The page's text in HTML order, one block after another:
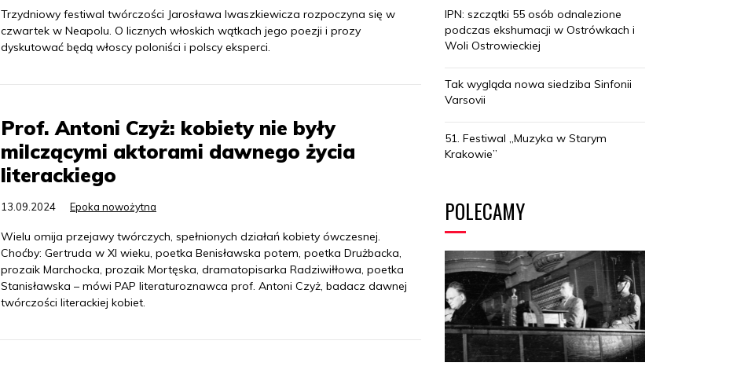
Trzydniowy festiwal twórczości Jarosława Iwaszkiewicza rozpoczyna się w
czwartek w Neapolu. O licznych włoskich wątkach jego poezji i prozy
dyskutować będą włoscy poloniści i polscy eksperci.
Prof. Antoni Czyż: kobiety nie były
milczącymi aktorami dawnego życia
literackiego
13.09.2024 Epoka nowożytna
Wielu omija przejawy twórczych, spełnionych działań kobiety ówczesnej.
Choćby: Gertruda w XI wieku, poetka Benisławska potem, poetka Drużbacka,
prozaik Marchocka, prozaik Mortęska, dramatopisarka Radziwiłłowa, poetka
Stanisławska – mówi PAP literaturoznawca prof. Antoni Czyż, badacz dawnej
twórczości literackiej kobiet.
IPN: szczątki 55 osób odnalezione
podczas ekshumacji w Ostrówkach i
Woli Ostrowieckiej
Tak wygląda nowa siedziba Sinfonii
Varsovii
51. Festiwal „Muzyka w Starym
Krakowie”
POLECAMY